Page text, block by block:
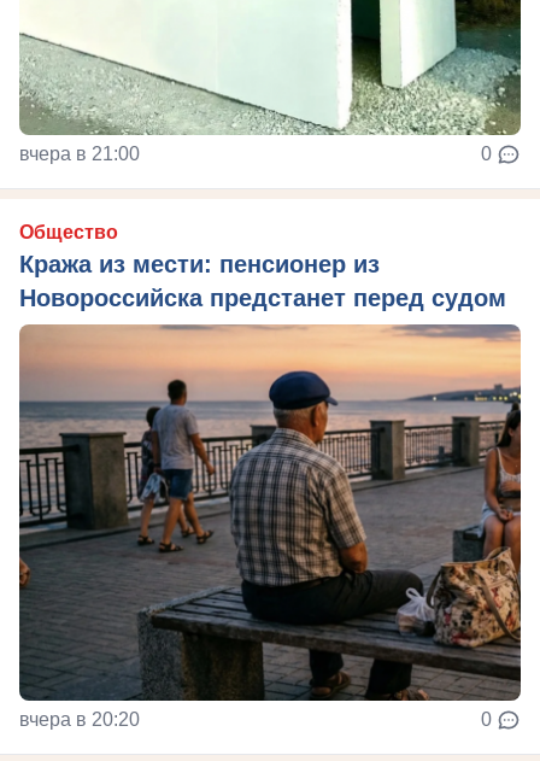
вчера в 21:00 0
Общество
Кража из мести: пенсионер из
Новороссийска предстанет перед судом
вчера в 20:20 0